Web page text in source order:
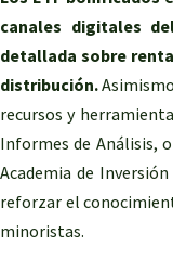
canales digitales
detallada sobre
distribución.
recursos y
Informes de Análisis,
Academia de
reforzar el
minoristas.